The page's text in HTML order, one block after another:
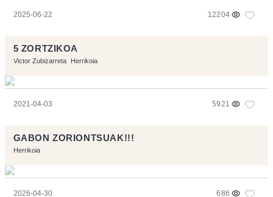
2025-06-22 12204
5 ZORTZIKOA
Victor Zubizarreta Herrikoia
2021-04-03 5921
GABON ZORIONTSUAK!!!
Herrikoia
2026-04-30 686